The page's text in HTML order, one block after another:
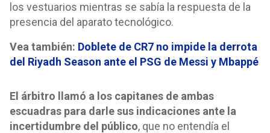
los vestuarios mientras se sabía la respuesta de la
presencia del aparato tecnológico.
Vea también: Doblete de CR7 no impide la derrota
del Riyadh Season ante el PSG de Messi y Mbappé
El árbitro llamó a los capitanes de ambas
escuadras para darle sus indicaciones ante la
incertidumbre del público, que no entendía el